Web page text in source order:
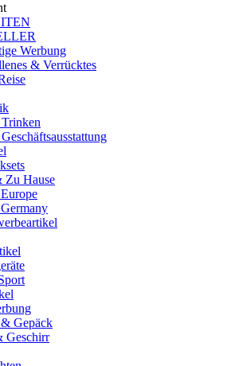
Werbung
& Verrücktes
Zu Hause
Gepäck
Geschirr